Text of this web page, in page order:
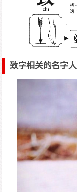
致字相关的名字